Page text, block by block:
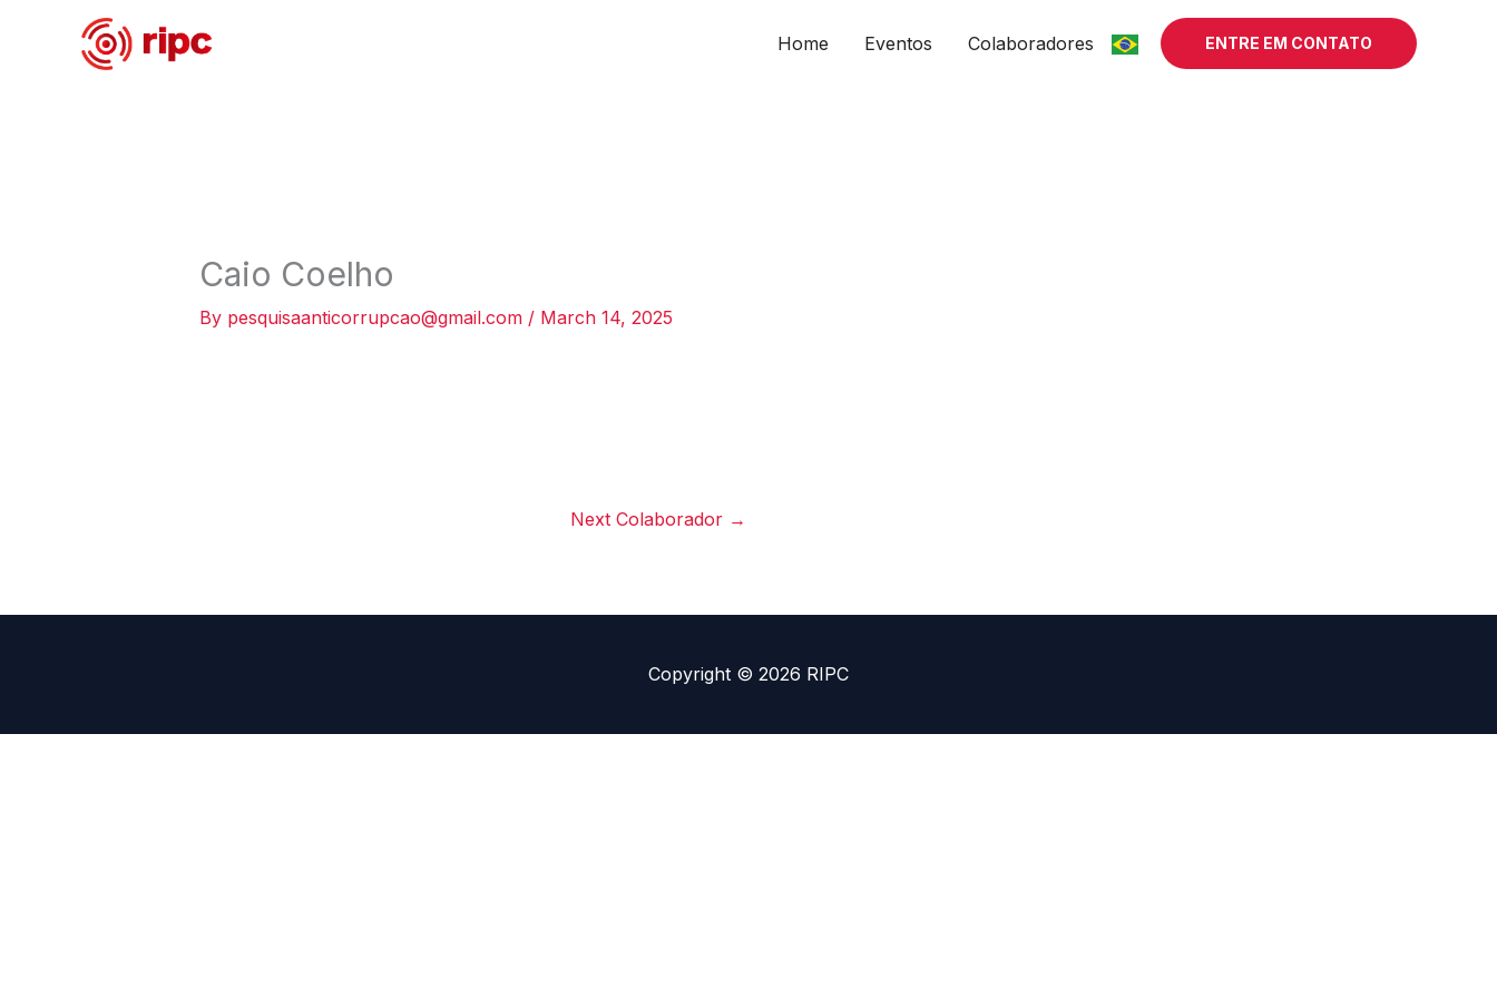
Home Eventos Colaboradores ENTRE EM CONTATO
Caio Coelho
By pesquisaanticorrupcao@gmail.com / March 14, 2025
Next Colaborador →
Copyright © 2026 RIPC